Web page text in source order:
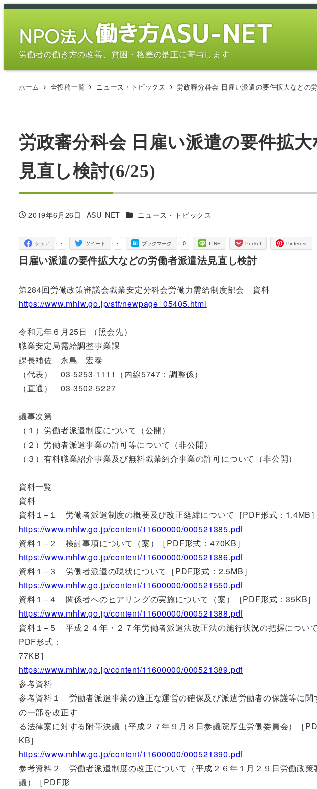
メ
労働者の働き方の改善、貧困・格差の是正に寄与します
ホーム 全投稿一覧 ニュース・トピックス 労政審分科会 日雇い派遣の要件拡大などの
労政審分科会 日雇い派遣の要件拡
見直し検討(6/25)
投稿日
2019年6月26日
著
ASU-NET カテゴリー
ニュース・トピックス
-
シェア -
ツイート 0
ブックマーク LINE Pocket Pinterest
日雇い派遣の要件拡大などの労働者派遣法見直し検討
第284回労働政策審議会職業安定分科会労働力需給制度部会 資料
https://www.mhlw.go.jp/stf/newpage_05405.html
令和元年６月25日 （照会先）
職業安定局需給調整事業課
課長補佐 永島 宏泰
（代表） 03-5253-1111（内線5747：調整係）
（直通） 03-3502-5227
議事次第
（１）労働者派遣制度について（公開）
（２）労働者派遣事業の許可等について（非公開）
（３）有料職業紹介事業及び無料職業紹介事業の許可について（非公開）
資料一覧
資料
資料１−１ 労働者派遣制度の概要及び改正経緯について［PDF形式：1.4MB］
https://www.mhlw.go.jp/content/11600000/000521385.pdf
資料１−２ 検討事項について（案）［PDF形式：470KB］
https://www.mhlw.go.jp/content/11600000/000521386.pdf
資料１−３ 労働者派遣の現状について［PDF形式：2.5MB］
https://www.mhlw.go.jp/content/11600000/000521550.pdf
資料１−４ 関係者へのヒアリングの実施について（案）［PDF形式：35KB］
https://www.mhlw.go.jp/content/11600000/000521388.pdf
資料１−５ 平成２４年・２７年労働者派遣法改正法の施行状況の把握につい
PDF形式：
77KB］
https://www.mhlw.go.jp/content/11600000/000521389.pdf
参考資料
参考資料１ 労働者派遣事業の適正な運営の確保及び派遣労働者の保護等に関
の一部を改正す
る法律案に対する附帯決議（平成２７年９月８日参議院厚生労働委員会）［
KB］
https://www.mhlw.go.jp/content/11600000/000521390.pdf
参考資料２ 労働者派遣制度の改正について（平成２６年１月２９日労働政
議）［PDF形